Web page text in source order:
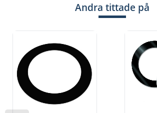
Andra tittade på